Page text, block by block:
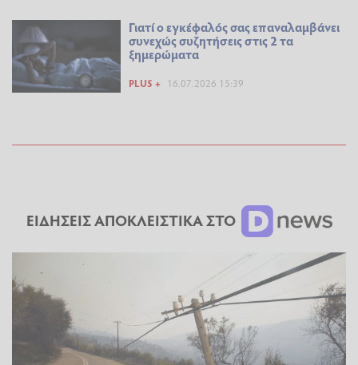
Γιατί ο εγκέφαλός σας επαναλαμβάνει
συνεχώς συζητήσεις στις 2 τα
ξημερώματα
PLUS + 16.07.2026 15:39
ΕΙΔΗΣΕΙΣ ΑΠΟΚΛΕΙΣΤΙΚΑ ΣΤΟ